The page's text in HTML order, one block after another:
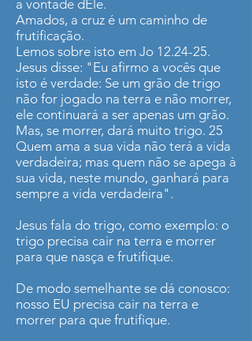
a vontade dEle.
Amados, a cruz é um caminho de
frutificação.
Lemos sobre isto em Jo 12.24-25.
Jesus disse: "Eu afirmo a vocês que
isto é verdade: Se um grão de trigo
não for jogado na terra e não morrer,
ele continuará a ser apenas um grão.
Mas, se morrer, dará muito trigo. 25
Quem ama a sua vida não terá a vida
verdadeira; mas quem não se apega à
sua vida, neste mundo, ganhará para
sempre a vida verdadeira".
Jesus fala do trigo, como exemplo: o
trigo precisa cair na terra e morrer
para que nasça e frutifique.
De modo semelhante se dá conosco:
nosso EU precisa cair na terra e
morrer para que frutifique.